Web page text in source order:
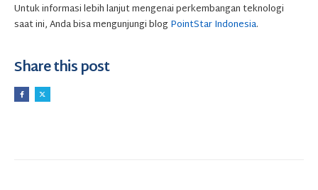
Untuk informasi lebih lanjut mengenai perkembangan teknologi
saat ini, Anda bisa mengunjungi blogPointStar Indonesia.
Share this post